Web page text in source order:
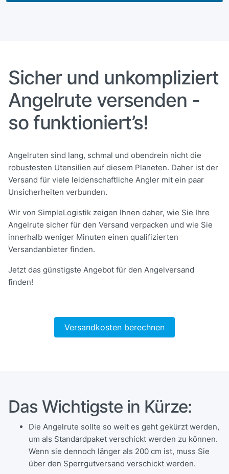
Sicher und unkompliziert
Angelrute versenden -
so funktioniert’s!
Angelruten sind lang, schmal und obendrein nicht die
robustesten Utensilien auf diesem Planeten. Daher ist der
Versand für viele leidenschaftliche Angler mit ein paar
Unsicherheiten verbunden.
Wir von SimpleLogistik zeigen Ihnen daher, wie Sie Ihre
Angelrute sicher für den Versand verpacken und wie Sie
innerhalb weniger Minuten einen qualifizierten
Versandanbieter finden.
Jetzt das günstigste Angebot für den Angelversand
finden!
Versandkosten berechnen
Das Wichtigste in Kürze:
Die Angelrute sollte so weit es geht gekürzt werden,
um als Standardpaket verschickt werden zu können.
Wenn sie dennoch länger als 200 cm ist, muss Sie
über den Sperrgutversand verschickt werden.